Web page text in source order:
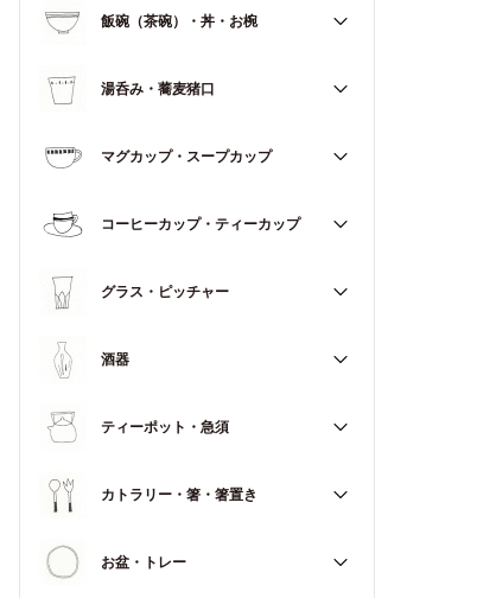
取皿・中皿（15～20cm）
すべて
中鉢（13～17cm）
飯碗（茶碗）・丼・お椀
すべて
丼（どんぶり）
湯呑み・蕎麦猪口
蕎麦猪口（そばちょこ）
マグカップ・スープカップ
スープカップ
コーヒーカップ・ティーカップ
グラス・ピッチャー
すべて
酒器
お猪口（おちょこ）
ティーポット・急須
カトラリー・箸・箸置き
すべて
お盆・トレー